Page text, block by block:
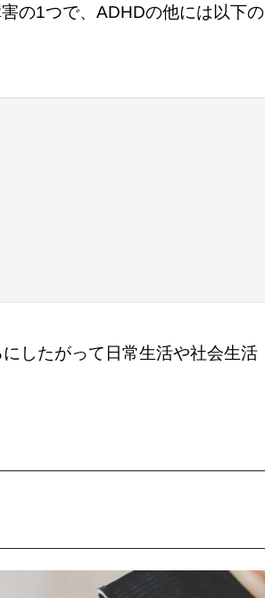
の1つで、ADHDの他には以下の
したがって日常生活や社会生活